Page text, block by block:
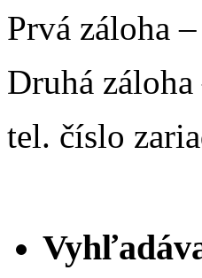
Prvá záloha
Druhá
tel. číslo